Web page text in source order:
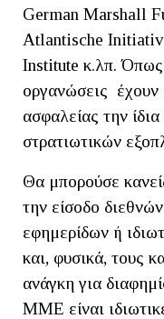
German Marshall
Atlantische
Institute κ.λπ. Όπως
οργανώσεις έχουν
ασφαλείας την
στρατιωτικών
Θα μπορούσε
την είσοδο
εφημερίδων ή
και, φυσικά, τους
ανάγκη για
ΜΜΕ είναι